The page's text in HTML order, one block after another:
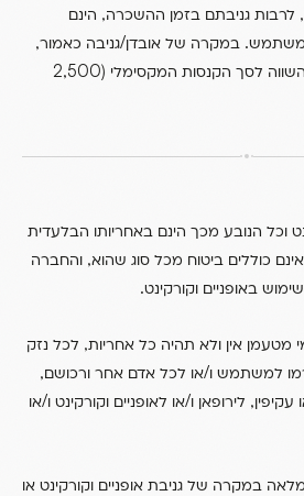
, לרבות גניבתם בזמן ההשכרה, הינם
. במקרה של אובדן/גניבה כאמור,
לסך הקנסות המקסימלי (2,500
וכל הנובע מכך הינם באחריותו הבלעדית
כוללים ביטוח מכל סוג שהוא, והחברה
באופניים וקורקינט.
מטעמן אין ולא תהיה כל אחריות, לכל נזק
למשתמש ו/או לכל אדם אחר ורכושם,
עקיפין, לירופאן ו/או לאופניים וקורקינט ו/או
במקרה של גניבת אופניים וקורקינט או